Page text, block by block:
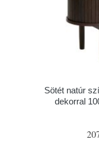
Sötét natúr
dekorral